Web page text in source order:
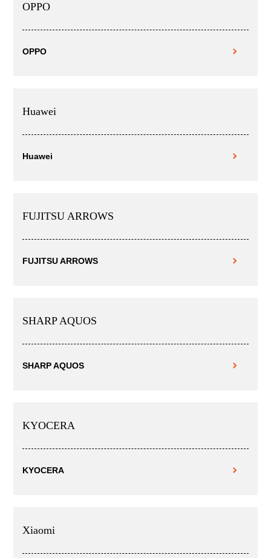
OPPO
OPPO
Huawei
Huawei
FUJITSU ARROWS
FUJITSU ARROWS
SHARP AQUOS
SHARP AQUOS
KYOCERA
KYOCERA
Xiaomi